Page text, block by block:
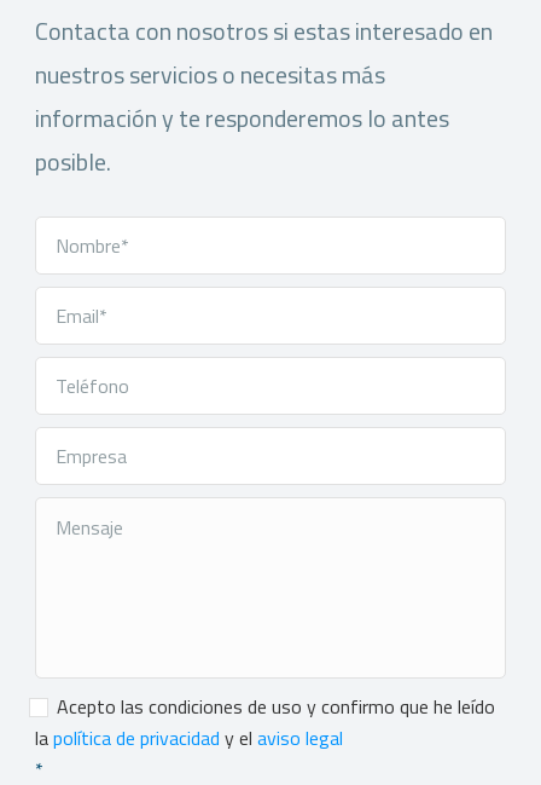
Contacta con nosotros si estas interesado en
nuestros servicios o necesitas más
información y te responderemos lo antes
posible.
Consentimiento*
Acepto las condiciones de uso y confirmo que he leído
lapolítica de privacidad y el aviso legal
*